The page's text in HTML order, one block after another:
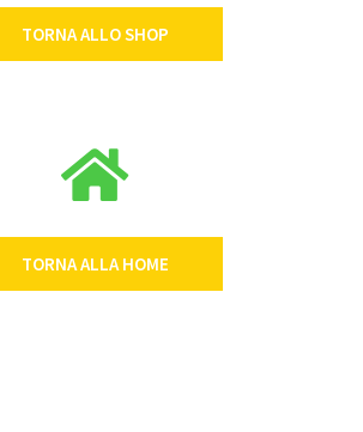
TORNA ALLO SHOP
TORNA ALLA HOME